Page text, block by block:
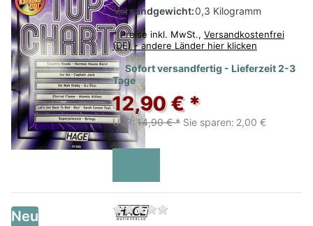
Versandgewicht:0,3 Kilogramm
* Preise inkl. MwSt., Versandkostenfrei
(DE) - andere Länder hier klicken
Sofort versandfertig - Lieferzeit 2-3
Tage
12,90 € *
UVP: 14,90 € * Sie sparen: 2,00 €
Neu Zu diesem Produkt liegen